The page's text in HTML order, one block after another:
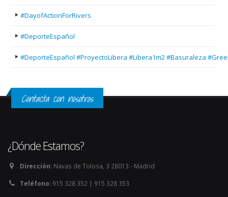
#DayofActionForRivers
#DeporteEspañol
#DeporteEspañol #ProyectoLibera #Libera1m2 #Basuraleza
Contacta con nosotros
¿Dónde Estamos?
Dirección: Navas de Tolosa, 3 28013 - Madrid
Teléfono: 915 328 352 | 915 328 353